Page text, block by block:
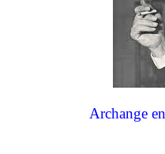
Archange en